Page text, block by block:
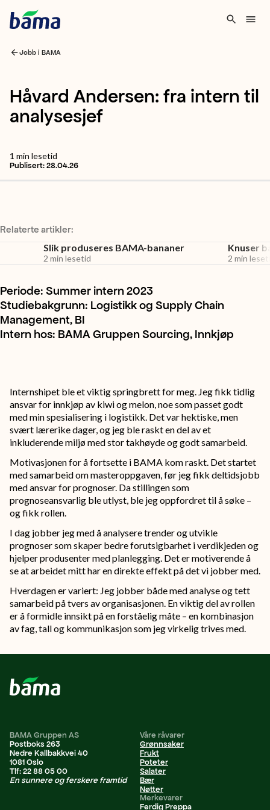
Jobb i BAMA
Håvard Andersen: fra intern til
analysesjef
1 min lesetid
Publisert:28.04.26
Relaterte artikler:
Slik produseres BAMA-bananer
2 min lesetid
Knuser
2 min
Periode: Summer intern 2023
Studiebakgrunn: Logistikk og Supply Chain
Management, BI
Intern hos: BAMA Gruppen Sourcing, Innkjøp
Internshipet ble et viktig springbrett for meg. Jeg fikk tidlig
ansvar for innkjøp av kiwi og melon, noe som passet godt
med min spesialisering i logistikk. Det var hektiske, men
svært lærerike dager, og jeg ble raskt en del av et
inkluderende miljø med stor takhøyde og godt samarbeid.
Motivasjonen for å fortsette i BAMA kom raskt. Det startet
med samarbeid om masteroppgaven, før jeg fikk deltidsjobb
med ansvar for prognoser. Da stillingen som
prognoseansvarlig ble utlyst, ble jeg oppfordret til å søke –
og fikk rollen.
I dag jobber jeg med å analysere trender og utvikle
prognoser som skaper bedre forutsigbarhet i verdikjeden og
hjelper produsenter med planlegging. Det er motiverende å
se at arbeidet mitt har en direkte effekt på det vi jobber med.
Hverdagen er variert: Jeg jobber både med analyse og tett
samarbeid på tvers av organisasjonen. En viktig del av rollen
er å formidle innsikt på en forståelig måte – en kombinasjon
av fag, tall og kommunikasjon som jeg virkelig trives med.
BAMA Gruppen AS
Postboks 263
Nedre Kallbakkvei 40
1081 Oslo
Tlf: 22 88 05 00
En sunnere og ferskere framtid
Våre råvarer
Grønnsaker
Frukt
Poteter
Salater
Bær
Nøtter
Merkevarer
Ferdig Preppa